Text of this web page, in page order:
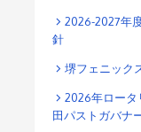
2026-2027年
針
堺フェニック
2026年ロータ
田パストガバナ